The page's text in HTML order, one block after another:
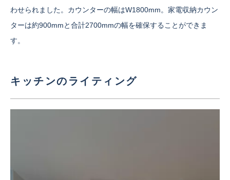
わせられました。カウンターの幅はW1800mm。家電収納カウン
ターは約900mmと合計2700mmの幅を確保することができま
す。
キッチンのライティング